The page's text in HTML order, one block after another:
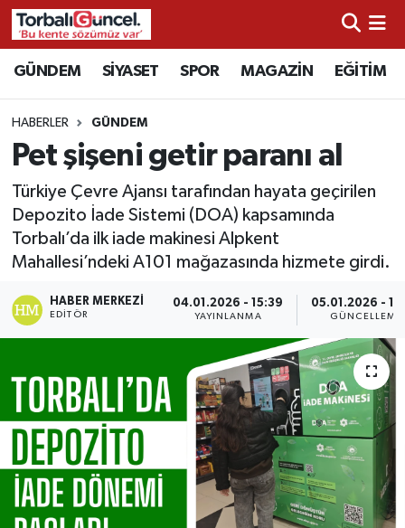
GÜNDEM SİYASET SPOR MAGAZİN EĞİTİM
HABERLER GÜNDEM
Pet şişeni getir paranı al
Türkiye Çevre Ajansı tarafından hayata geçirilen
Depozito İade Sistemi (DOA) kapsamında
Torbalı’da ilk iade makinesi Alpkent
Mahallesi’ndeki A101 mağazasında hizmete girdi.
HABER MERKEZI
EDITÖR
04.01.2026 - 15:39
YAYINLANMA
05.01.2026 -
GÜNCELLEME
İzmir Nöbetçi Eczaneler
İzmir Hava Durumu
İzmir Namaz Vakitleri
İzmir Trafik Yoğunluk Haritası
Süper Lig Puan Durumu ve Fikstür
Tüm Manşetler
Haber Arşivi